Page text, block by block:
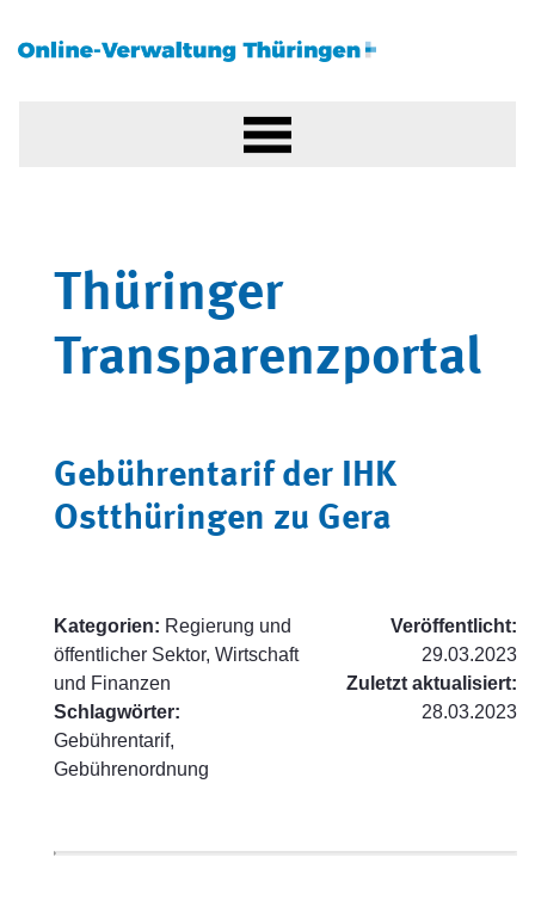
Thüringer
Transparenzportal
Gebührentarif der IHK
Ostthüringen zu Gera
Kategorien: Regierung und
öffentlicher Sektor, Wirtschaft
und Finanzen
Schlagwörter:
Gebührentarif,
Gebührenordnung
Veröffentlicht:
29.03.2023
Zuletzt aktualisiert:
28.03.2023